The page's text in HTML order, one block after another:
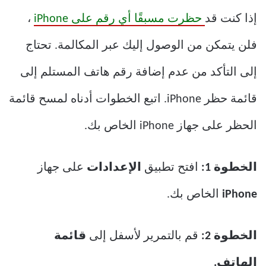
إذا كنت قد حظرت مسبقًا أي رقم على iPhone ،
فلن يتمكن من الوصول إليك عبر المكالمة. تحتاج
إلى التأكد من عدم إضافة رقم هاتف المستلم إلى
قائمة حظر iPhone. اتبع الخطوات أدناه لمسح قائمة
الحظر على جهاز iPhone الخاص بك.
الخطوة 1: افتح تطبيق الإعدادات على جهاز
iPhone الخاص بك.
الخطوة 2: قم بالتمرير لأسفل إلى قائمة
الهاتف.